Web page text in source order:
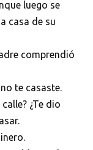
luego se
casa de su
comprendió
te casaste.
¿Te dio